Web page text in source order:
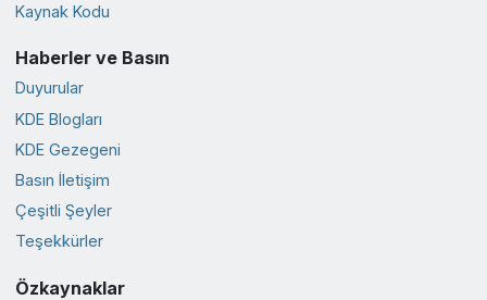
Kaynak Kodu
Haberler ve Basın
Duyurular
KDE Blogları
KDE Gezegeni
Basın İletişim
Çeşitli Şeyler
Teşekkürler
Özkaynaklar